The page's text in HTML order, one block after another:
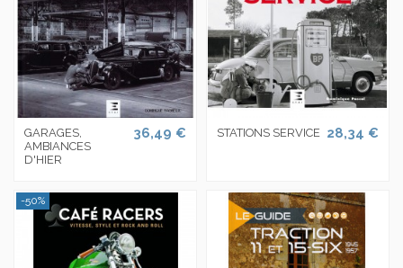
GARAGES,
AMBIANCES
D'HIER
36,49 € STATIONS SERVICE 28,34 €
-50%